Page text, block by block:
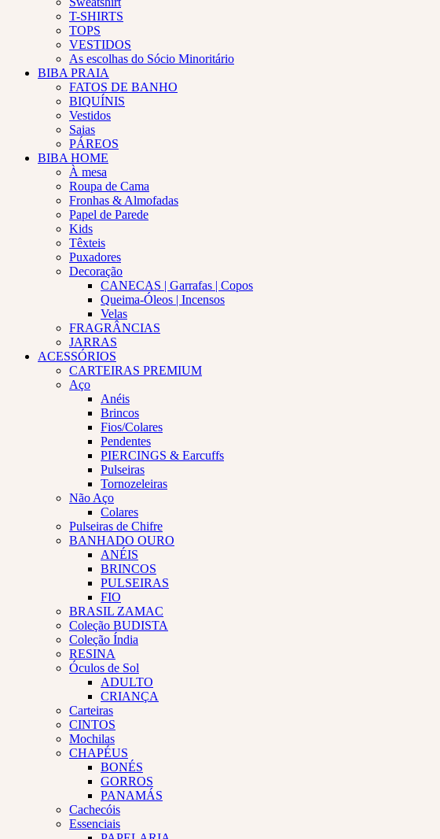
T-SHIRTS
TOPS
VESTIDOS
As escolhas do Sócio Minoritário
BIBA PRAIA
FATOS DE BANHO
BIQUÍNIS
Vestidos
Saias
PÁREOS
BIBA HOME
À mesa
Roupa de Cama
Fronhas & Almofadas
Papel de Parede
Kids
Têxteis
Puxadores
Decoração
CANECAS | Garrafas | Copos
Queima-Óleos | Incensos
Velas
FRAGRÂNCIAS
JARRAS
ACESSÓRIOS
CARTEIRAS PREMIUM
Aço
Anéis
Brincos
Fios/Colares
Pendentes
PIERCINGS & Earcuffs
Pulseiras
Tornozeleiras
Não Aço
Colares
Pulseiras de Chifre
BANHADO OURO
ANÉIS
BRINCOS
PULSEIRAS
FIO
BRASIL ZAMAC
Coleção BUDISTA
Coleção Índia
RESINA
Óculos de Sol
ADULTO
CRIANÇA
Carteiras
CINTOS
Mochilas
CHAPÉUS
BONÉS
GORROS
PANAMÁS
Cachecóis
Essenciais